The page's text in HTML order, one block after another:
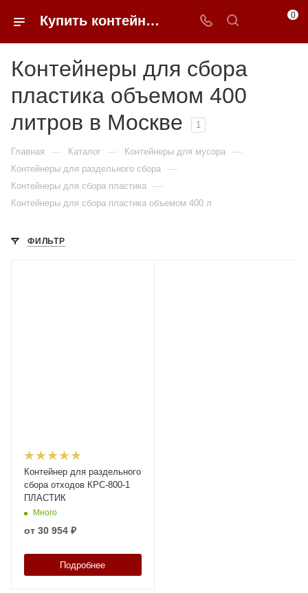
Купить контейнеры для сбора пластика 400 литров в Москве | 0FFER 0
Контейнеры для сбора
пластика объемом 400
литров в Москве
1
Главная — Каталог — Контейнеры для мусора —
Контейнеры для раздельного сбора —
Контейнеры для сбора пластика —
Контейнеры для сбора пластика объемом 400 л
ФИЛЬТР
Контейнер для раздельного
сбора отходов КРС-800-1
ПЛАСТИК
Много
от 30 954 ₽
Подробнее